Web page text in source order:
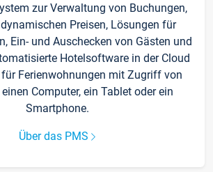
zur Verwaltung von Buchungen,
Preisen, Lösungen für
Ein- und Auschecken von Gästen und
Hotelsoftware in der Cloud
Ferienwohnungen mit Zugriff von
Computer, ein Tablet oder ein
Smartphone.
Über das PMS